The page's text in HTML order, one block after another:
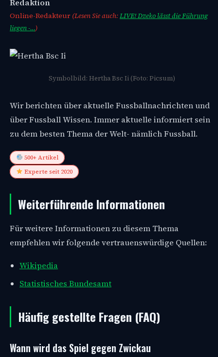
Redaktion
Online-Redakteur (Lesen Sie auch:LIVE! Dzeko lässt die Führung
liegen -…)
Symbolbild: Hertha Bsc Ii (Foto: Picsum)
Wir berichten über aktuelle Fussballnachrichten und
über Fussball Wissen. Immer aktuelle informiert sein
zu dem besten Thema der Welt- nämlich Fussball.
500+ Artikel
Experte seit 2020
Weiterführende Informationen
Für weitere Informationen zu diesem Thema
empfehlen wir folgende vertrauenswürdige Quellen:
Wikipedia
Statistisches Bundesamt
Häufig gestellte Fragen (FAQ)
Wann wird das Spiel gegen Zwickau